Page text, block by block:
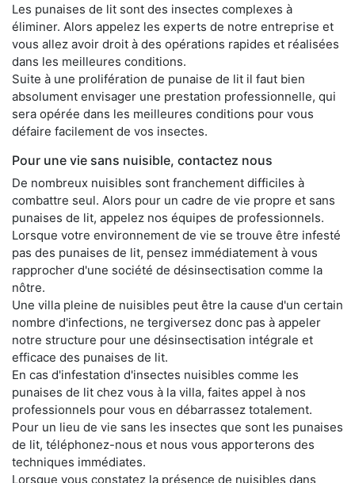
Les punaises de lit sont des insectes complexes à
éliminer. Alors appelez les experts de notre entreprise et
vous allez avoir droit à des opérations rapides et réalisées
dans les meilleures conditions.
Suite à une prolifération de punaise de lit il faut bien
absolument envisager une prestation professionnelle, qui
sera opérée dans les meilleures conditions pour vous
défaire facilement de vos insectes.
Pour une vie sans nuisible, contactez nous
De nombreux nuisibles sont franchement difficiles à
combattre seul. Alors pour un cadre de vie propre et sans
punaises de lit, appelez nos équipes de professionnels.
Lorsque votre environnement de vie se trouve être infesté
pas des punaises de lit, pensez immédiatement à vous
rapprocher d'une société de désinsectisation comme la
nôtre.
Une villa pleine de nuisibles peut être la cause d'un certain
nombre d'infections, ne tergiversez donc pas à appeler
notre structure pour une désinsectisation intégrale et
efficace des punaises de lit.
En cas d'infestation d'insectes nuisibles comme les
punaises de lit chez vous à la villa, faites appel à nos
professionnels pour vous en débarrassez totalement.
Pour un lieu de vie sans les insectes que sont les punaises
de lit, téléphonez-nous et nous vous apporterons des
techniques immédiates.
Lorsque vous constatez la présence de nuisibles dans